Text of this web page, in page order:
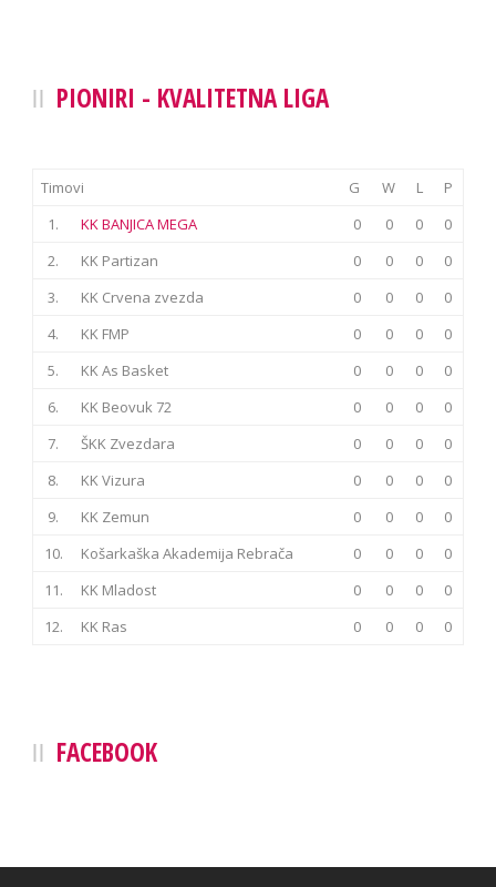
PIONIRI - KVALITETNA LIGA
Timovi G W L
P
1.
KK BANJICA MEGA 0 0 0
0
2.
KK Partizan 0 0 0
0
3.
KK Crvena zvezda 0 0 0
0
4.
KK FMP 0 0 0
0
5.
KK As Basket 0 0 0
0
6.
KK Beovuk 72 0 0 0
0
7.
ŠKK Zvezdara 0 0 0
0
8.
KK Vizura 0 0 0
0
9.
KK Zemun 0 0 0
0
10.
Košarkaška Akademija Rebrača 0 0 0
0
11.
KK Mladost 0 0 0
0
12.
KK Ras 0 0 0 0
FACEBOOK